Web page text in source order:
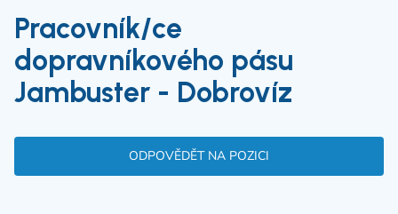
Pracovník/ce
dopravníkového pásu
Jambuster - Dobrovíz
ODPOVĚDĚT NA POZICI